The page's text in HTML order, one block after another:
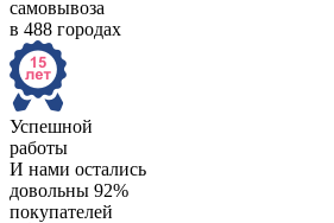
самовывоза
в 488 городах
Успешной
работы
И нами остались
довольны 92%
покупателей